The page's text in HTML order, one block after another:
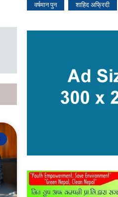
वर्षमान पुन शाहिद अफ्रिदी